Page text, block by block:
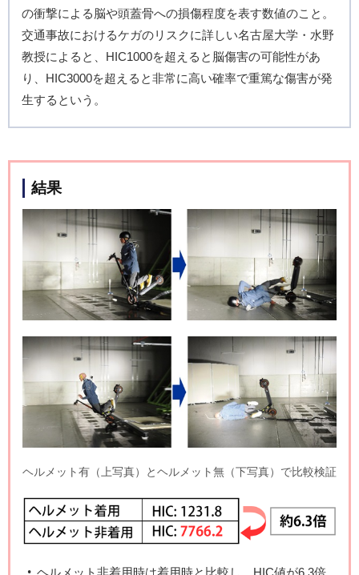
の衝撃による脳や頭蓋骨への損傷程度を表す数値のこと。
交通事故におけるケガのリスクに詳しい名古屋大学・水野
教授によると、HIC1000を超えると脳傷害の可能性があ
り、HIC3000を超えると非常に高い確率で重篤な傷害が発
生するという。
結果
ヘルメット有（上写真）とヘルメット無（下写真）で比較検証
ヘルメット非着用時は着用時と比較し、HIC値が6.3倍